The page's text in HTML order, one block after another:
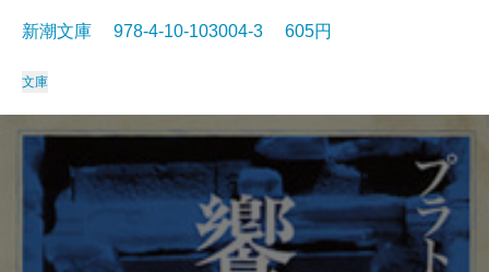
新潮文庫 978-4-10-103004-3 605円
文庫